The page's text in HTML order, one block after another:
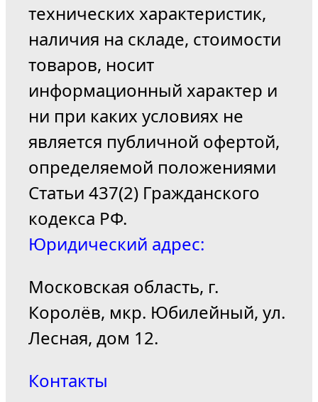
технических характеристик,
наличия на складе, стоимости
товаров, носит
информационный характер и
ни при каких условиях не
является публичной офертой,
определяемой положениями
Статьи 437(2) Гражданского
кодекса РФ.
Юридический адрес:
Московская область, г.
Королёв, мкр. Юбилейный, ул.
Лесная, дом 12.
Контакты